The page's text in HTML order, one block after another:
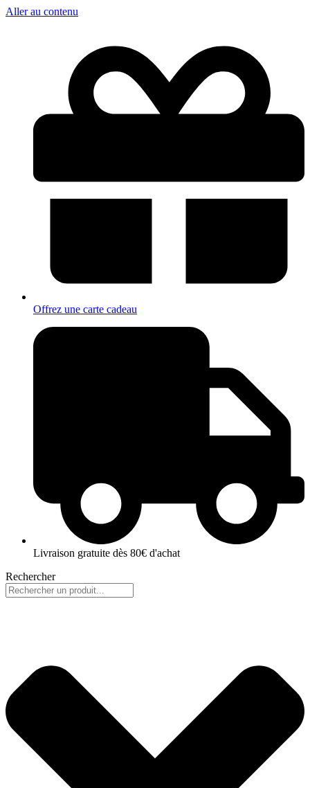
Aller au contenu
Offrez une carte cadeau
Livraison gratuite dès 80€ d'achat
Rechercher